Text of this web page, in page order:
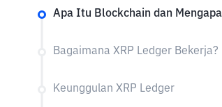
Apa Itu Blockchain dan
Bagaimana XRP Ledger Bekerja?
Keunggulan XRP Ledger